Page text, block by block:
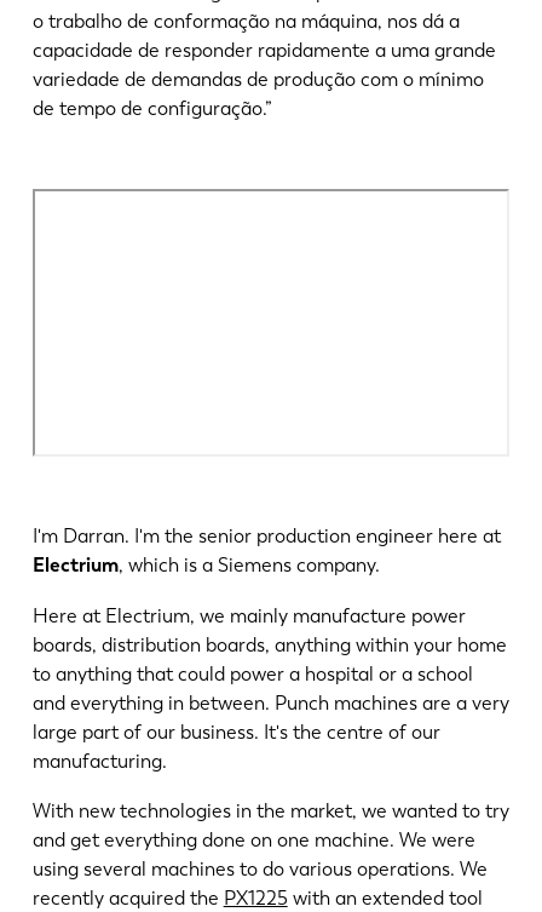
o trabalho de conformação na máquina, nos dá a
capacidade de responder rapidamente a uma grande
variedade de demandas de produção com o mínimo
de tempo de configuração.”
I'm Darran. I'm the senior production engineer here at
Electrium, which is a Siemens company.
Here at Electrium, we mainly manufacture power
boards, distribution boards, anything within your home
to anything that could power a hospital or a school
and everything in between. Punch machines are a very
large part of our business. It's the centre of our
manufacturing.
With new technologies in the market, we wanted to try
and get everything done on one machine. We were
using several machines to do various operations. We
recently acquired the PX1225 with an extended tool